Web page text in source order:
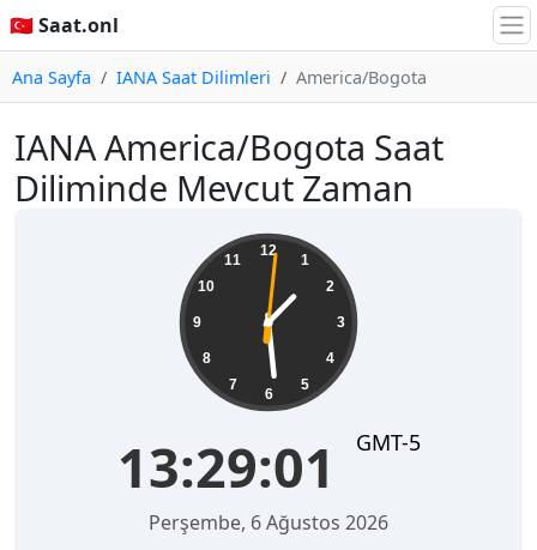
🇹🇷 Saat.onl
Ana Sayfa IANA Saat Dilimleri America/Bogota
IANA America/Bogota Saat
Diliminde Mevcut Zaman
12
1
2
3
4
5
6
7
8
9
10
11
13:29:02 GMT-5
Perşembe, 6 Ağustos 2026